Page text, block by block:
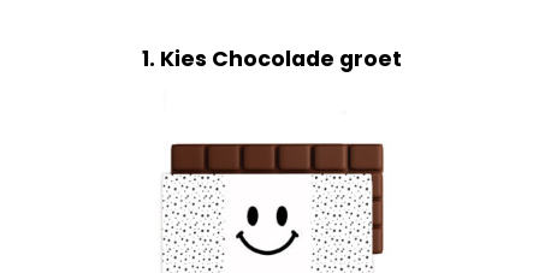
1 Kies Chocolade groet